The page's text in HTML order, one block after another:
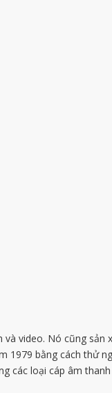
video. Nó cũng sản
1979 bằng cách thử
các loại cáp âm